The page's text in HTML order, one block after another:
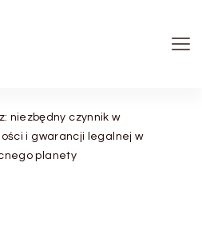
niezbędny czynnik w
i gwarancji legalnej w
planety